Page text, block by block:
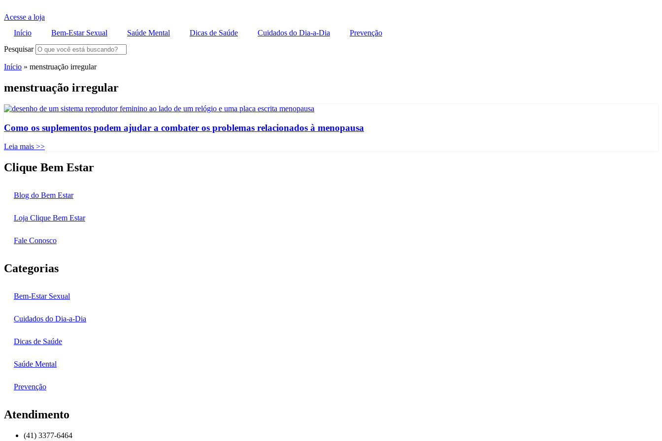
Acesse a loja
Início
Bem-Estar Sexual Saúde Mental Dicas de Saúde Cuidados do Dia-a-Dia
Prevenção
Pesquisar
Início » menstruação irregular
menstruação irregular
Como os suplementos podem ajudar a combater os problemas relacionados à menopausa
Leia mais >>
Clique Bem Estar
Blog do Bem Estar
Loja Clique Bem Estar
Fale Conosco
Categorias
Bem-Estar Sexual
Cuidados do Dia-a-Dia
Dicas de Saúde
Saúde Mental
Prevenção
Atendimento
(41) 3377-6464